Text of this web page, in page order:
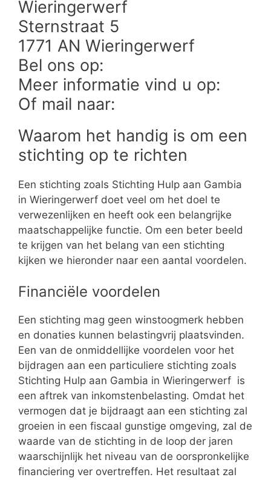
Wieringerwerf
Sternstraat 5
1771 AN Wieringerwerf
Bel ons op:
Meer informatie vind u op:
Of mail naar:
Waarom het handig is om een
stichting op te richten
Een stichting zoals Stichting Hulp aan Gambia
in Wieringerwerf doet veel om het doel te
verwezenlijken en heeft ook een belangrijke
maatschappelijke functie. Om een beter beeld
te krijgen van het belang van een stichting
kijken we hieronder naar een aantal voordelen.
Financiële voordelen
Een stichting mag geen winstoogmerk hebben
en donaties kunnen belastingvrij plaatsvinden.
Een van de onmiddellijke voordelen voor het
bijdragen aan een particuliere stichting zoals
Stichting Hulp aan Gambia in Wieringerwerf is
een aftrek van inkomstenbelasting. Omdat het
vermogen dat je bijdraagt aan een stichting zal
groeien in een fiscaal gunstige omgeving, zal de
waarde van de stichting in de loop der jaren
waarschijnlijk het niveau van de oorspronkelijke
financiering ver overtreffen. Het resultaat zal